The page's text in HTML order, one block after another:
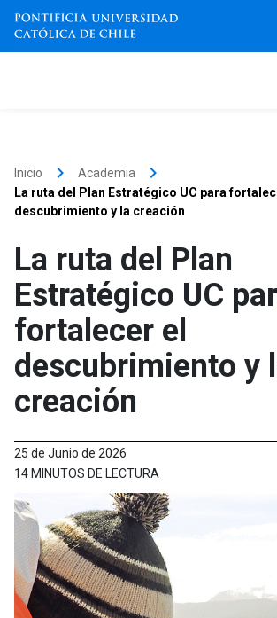
Inicio keyboard_arrow_right Academia keyboard_arrow_right
La ruta del Plan Estratégico UC para
descubrimiento y la creación
La ruta del Plan
Estratégico UC
fortalecer el
descubrimiento y
creación
25 de Junio de 2026
14 MINUTOS DE LECTURA